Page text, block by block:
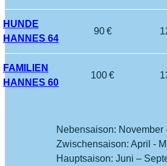
HUNDE
HANNES 64
90 €
FAMILIEN
HANNES 60
100 €
Nebensaison: November
Zwischensaison: April -
Hauptsaison: Juni –